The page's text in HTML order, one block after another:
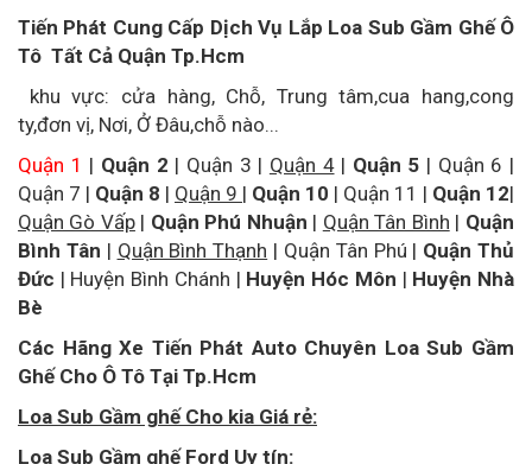
Tiến Phát Cung Cấp Dịch Vụ Lắp Loa Sub Gầm Ghế Ô
Tô Tất Cả Quận Tp.Hcm
khu vực: cửa hàng, Chỗ, Trung tâm,cua hang,cong
ty,đơn vị, Nơi, Ở Đâu,chỗ nào...
Quận 1 | Quận 2 | Quận 3 | Quận 4| Quận 5 | Quận 6 |
Quận 7 | Quận 8 | Quận 9 | Quận 10 | Quận 11 | Quận 12|
Quận Gò Vấp| Quận Phú Nhuận | Quận Tân Bình | Quận
Bình Tân | Quận Bình Thạnh | Quận Tân Phú | Quận Thủ
Đức | Huyện Bình Chánh | Huyện Hóc Môn | Huyện Nhà
Bè
Các Hãng Xe Tiến Phát Auto Chuyên Loa Sub Gầm
Ghế Cho Ô Tô Tại Tp.Hcm
Loa Sub Gầm ghế Cho kia Giá rẻ:
Loa Sub Gầm ghế Ford Uy tín: